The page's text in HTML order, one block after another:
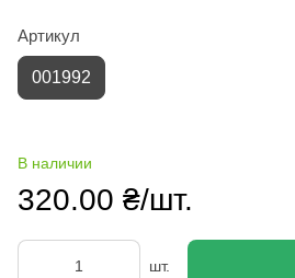
Артикул
001992
В наличии
320.00 ₴/шт.
шт.